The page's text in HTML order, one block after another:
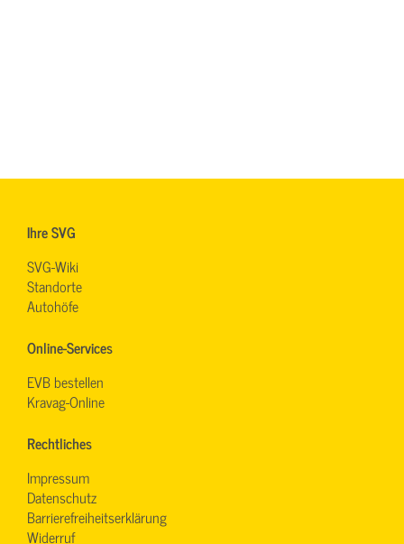
Ihre SVG
SVG-Wiki
Standorte
Autohöfe
Online-Services
EVB bestellen
Kravag-Online
Rechtliches
Impressum
Datenschutz
Barrierefreiheitserklärung
Widerruf